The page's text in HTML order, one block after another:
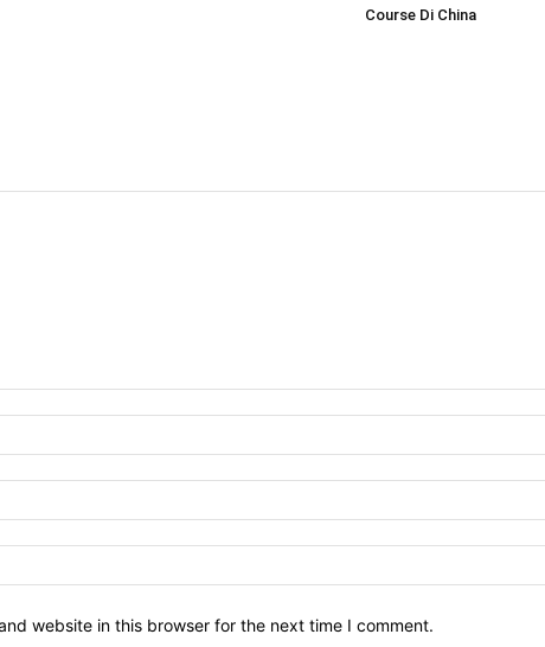
Course Di China
website in this browser for the next time I comment.